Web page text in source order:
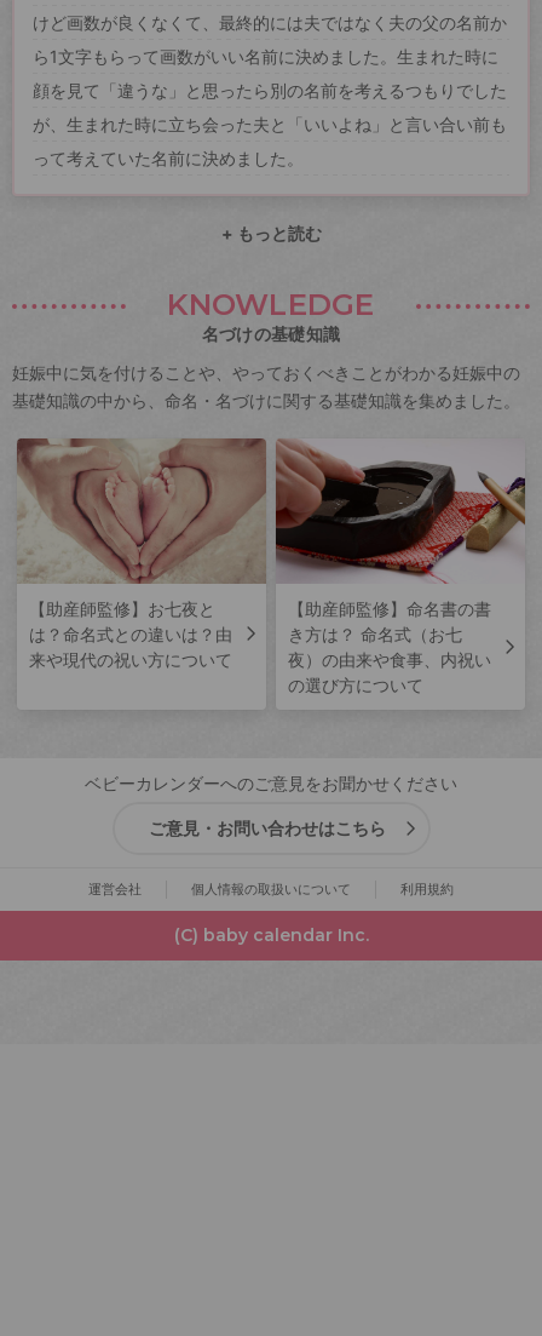
けど画数が良くなくて、最終的には夫ではなく夫の父の名前か
ら1文字もらって画数がいい名前に決めました。生まれた時に
顔を見て「違うな」と思ったら別の名前を考えるつもりでした
が、生まれた時に立ち会った夫と「いいよね」と言い合い前も
って考えていた名前に決めました。
+ もっと読む
KNOWLEDGE
名づけの基礎知識
妊娠中に気を付けることや、やっておくべきことがわかる妊娠中の
基礎知識の中から、命名・名づけに関する基礎知識を集めました。
【助産師監修】お七夜と
は？命名式との違いは？由
来や現代の祝い方について
【助産師監修】命名書の書
き方は？ 命名式（お七
夜）の由来や食事、内祝い
の選び方について
ベビーカレンダーへのご意見をお聞かせください
ご意見・お問い合わせはこちら
運営会社 個人情報の取扱いについて 利用規約
(C) baby calendar Inc.